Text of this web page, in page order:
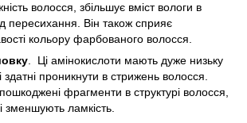
волосся, збільшує вміст вологи в
пересихання. Він також сприяє
кольору фарбованого волосся.
. Ці амінокислоти мають дуже низьку
здатні проникнути в стрижень волосся.
фрагменти в структурі волосся,
зменшують ламкість.